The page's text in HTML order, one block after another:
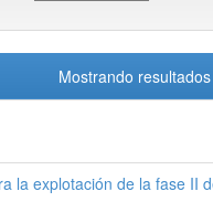
Mostrando
la explotación de la fase II